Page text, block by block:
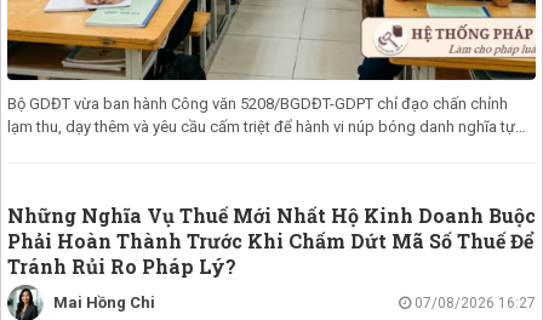
Bộ GDĐT vừa ban hành Công văn 5208/BGDĐT-GDPT chỉ đạo chấn chỉnh
lạm thu, dạy thêm và yêu cầu cấm triệt để hành vi núp bóng danh nghĩa tự
Những Nghĩa Vụ Thuế Mới Nhất Hộ Kinh Doanh Buộc
Phải Hoàn Thành Trước Khi Chấm Dứt Mã Số Thuế Để
Tránh Rủi Ro Pháp Lý?
Mai Hồng Chi 07/08/2026 16:27